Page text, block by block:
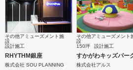
その他アミューズメント施
設
設計施工
RHYTHM銀座
株式会社 SOU PLANNING
その他アミューズメント
設
150坪
設計施工
すかがわキッズパー
株式会社アルス